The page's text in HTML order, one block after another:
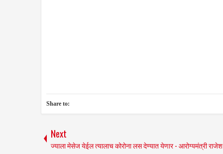
Share to:
Next
ज्याला मेसेज येईल त्यालाच कोरोना लस देण्यात येणार - आरोग्यमंत्री